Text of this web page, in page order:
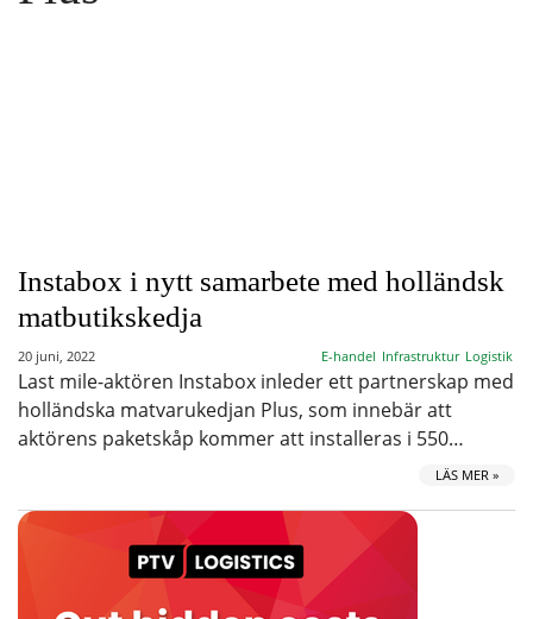
Instabox i nytt samarbete med holländsk
matbutikskedja
20 juni, 2022 E-handel Infrastruktur Logistik
Last mile-aktören Instabox inleder ett partnerskap med
holländska matvarukedjan Plus, som innebär att
aktörens paketskåp kommer att installeras i 550…
LÄS MER »